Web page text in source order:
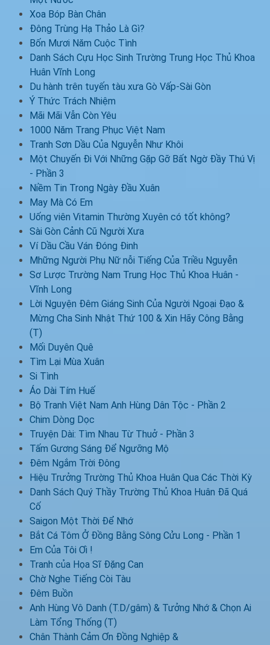
Xoa Bóp Bàn Chân
Đông Trùng Hạ Thảo Là Gì?
Bốn Mươi Năm Cuộc Tình
Danh Sách Cựu Học Sinh Trường Trung Học Thủ Khoa
Huân Vĩnh Long
Du hành trên tuyến tàu xưa Gò Vấp-Sài Gòn
Ý Thức Trách Nhiệm
Mãi Mãi Vẫn Còn Yêu
1000 Năm Trang Phục Việt Nam
Tranh Sơn Dầu Của Nguyễn Như Khôi
Một Chuyến Đi Với Những Gặp Gỡ Bất Ngờ Đầy Thú Vị
- Phần 3
Niềm Tin Trong Ngày Đầu Xuân
May Mà Có Em
Uống viên Vitamin Thường Xuyên có tốt không?
Sài Gòn Cảnh Cũ Người Xưa
Ví Dầu Cầu Ván Đóng Đinh
Mhững Người Phụ Nữ nỗi Tiếng Của Triều Nguyễn
Sơ Lược Trường Nam Trung Học Thủ Khoa Huân -
Vĩnh Long
Lời Nguyện Đêm Giáng Sinh Của Người Ngoại Đạo &
Mừng Cha Sinh Nhật Thứ 100 & Xin Hãy Công Bằng
(T)
Mối Duyên Quê
Tìm Lại Mùa Xuân
Si Tình
Áo Dài Tím Huế
Bộ Tranh Việt Nam Anh Hùng Dân Tộc - Phần 2
Chim Dòng Dọc
Truyện Dài: Tìm Nhau Từ Thuở - Phần 3
Tấm Gương Sáng Để Ngưỡng Mộ
Đêm Ngắm Trời Đông
Hiệu Trưởng Trường Thủ Khoa Huân Qua Các Thời Kỳ
Danh Sách Quý Thầy Trường Thủ Khoa Huân Đã Quá
Cố
Saigon Một Thời Để Nhớ
Bắt Cá Tôm Ở Đồng Bằng Sông Cửu Long - Phần 1
Em Của Tôi Ơi !
Tranh của Họa Sĩ Đặng Can
Chờ Nghe Tiếng Còi Tàu
Đêm Buồn
Anh Hùng Vô Danh (T.D/gâm) & Tưởng Nhớ & Chọn Ai
Làm Tổng Thống (T)
Chân Thành Cảm Ơn Đồng Nghiệp &